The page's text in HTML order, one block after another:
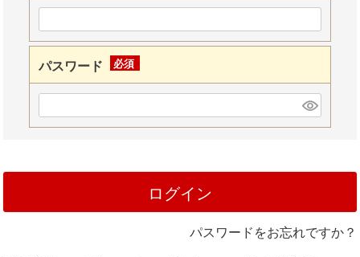
須)
パスワード
須)
ログイン
パスワードをお忘れですか？